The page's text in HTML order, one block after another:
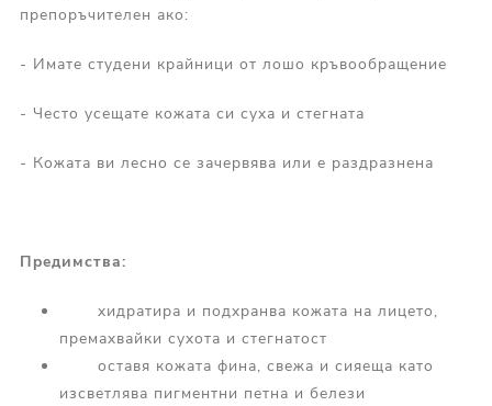
препоръчителен ако:
- Имате студени крайници от лошо кръвообращение
- Често усещате кожата си суха и стегната
- Кожата ви лесно се зачервява или е раздразнена
Предимства:
хидратира и подхранва кожата на лицето,
премахвайки сухота и стегнатост
оставя кожата фина, свежа и сияеща като
изсветлява пигментни петна и белези